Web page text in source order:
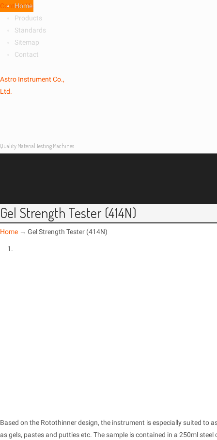
Contact Us
Home
Products
Standards
Sitemap
Contact
Astro Instrument Co.,
Ltd.
Quality Material Testing Machines
Gel Strength Tester (414N)
Home → Gel Strength Tester (414N)
Based on the Rotothinner design, the instrument is especially suited to
as gels, pastes and putties etc. The sample is contained in a 250ml